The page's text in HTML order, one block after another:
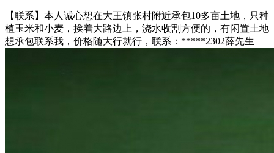
【联系】本人诚心想在大王镇张村附近承包10多亩土地，只种
植玉米和小麦，挨着大路边上，浇水收割方便的，有闲置土地
想承包联系我，价格随大行就行，联系：*****2302薛先生